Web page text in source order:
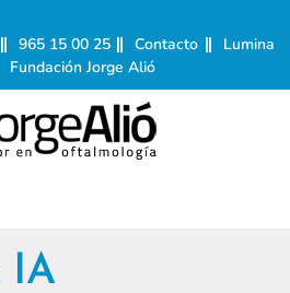
965 15 00 25 Contacto
Lumina
Fundación Jorge Alió
IA